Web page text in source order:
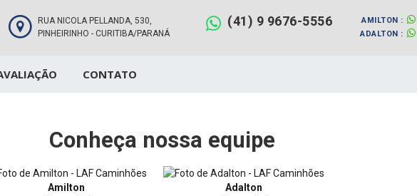
AMILTON :
ADALTON :
(41) 9 9676-5556
RUA NICOLA PELLANDA, 530,
PINHEIRINHO - CURITIBA/PARANÁ
CONTATO
Conheça nossa equipe
Amilton
Adalton